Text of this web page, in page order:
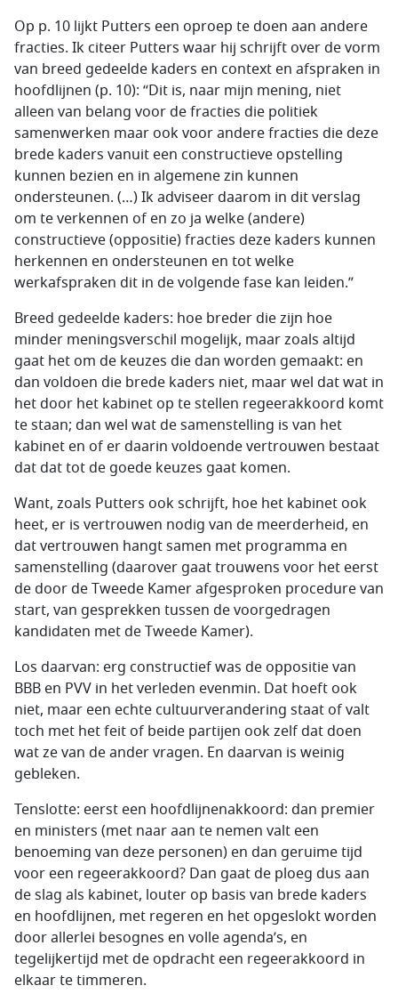
Op p. 10 lijkt Putters een oproep te doen aan andere
fracties. Ik citeer Putters waar hij schrijft over de vorm
van breed gedeelde kaders en context en afspraken in
hoofdlijnen (p. 10): “Dit is, naar mijn mening, niet
alleen van belang voor de fracties die politiek
samenwerken maar ook voor andere fracties die deze
brede kaders vanuit een constructieve opstelling
kunnen bezien en in algemene zin kunnen
ondersteunen. (…) Ik adviseer daarom in dit verslag
om te verkennen of en zo ja welke (andere)
constructieve (oppositie) fracties deze kaders kunnen
herkennen en ondersteunen en tot welke
werkafspraken dit in de volgende fase kan leiden.”
Breed gedeelde kaders: hoe breder die zijn hoe
minder meningsverschil mogelijk, maar zoals altijd
gaat het om de keuzes die dan worden gemaakt: en
dan voldoen die brede kaders niet, maar wel dat wat in
het door het kabinet op te stellen regeerakkoord komt
te staan; dan wel wat de samenstelling is van het
kabinet en of er daarin voldoende vertrouwen bestaat
dat dat tot de goede keuzes gaat komen.
Want, zoals Putters ook schrijft, hoe het kabinet ook
heet, er is vertrouwen nodig van de meerderheid, en
dat vertrouwen hangt samen met programma en
samenstelling (daarover gaat trouwens voor het eerst
de door de Tweede Kamer afgesproken procedure van
start, van gesprekken tussen de voorgedragen
kandidaten met de Tweede Kamer).
Los daarvan: erg constructief was de oppositie van
BBB en PVV in het verleden evenmin. Dat hoeft ook
niet, maar een echte cultuurverandering staat of valt
toch met het feit of beide partijen ook zelf dat doen
wat ze van de ander vragen. En daarvan is weinig
gebleken.
Tenslotte: eerst een hoofdlijnenakkoord: dan premier
en ministers (met naar aan te nemen valt een
benoeming van deze personen) en dan geruime tijd
voor een regeerakkoord? Dan gaat de ploeg dus aan
de slag als kabinet, louter op basis van brede kaders
en hoofdlijnen, met regeren en het opgeslokt worden
door allerlei besognes en volle agenda’s, en
tegelijkertijd met de opdracht een regeerakkoord in
elkaar te timmeren.